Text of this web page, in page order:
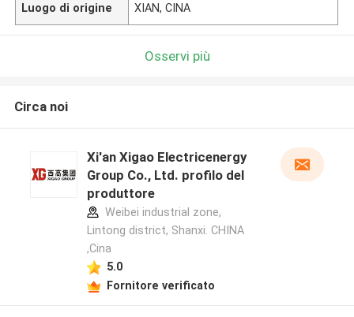
Luogo di origine XIAN, CINA
Osservi più
Circa noi
Xi'an Xigao Electricenergy
Group Co., Ltd. profilo del
produttore
Weibei industrial zone,
Lintong district, Shanxi. CHINA
,Cina
5.0
Fornitore verificato